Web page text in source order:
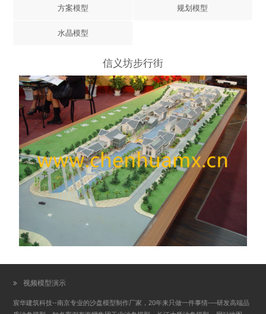
方案模型 规划模型
水晶模型
信义坊步行街
视频模型演示
宸华建筑科技--南京专业的沙盘模型制作厂家，20年来只做一件事情-—研发高端品